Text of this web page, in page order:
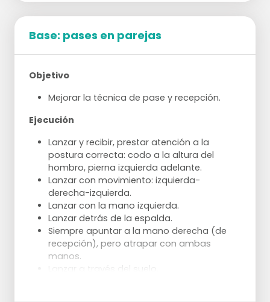
Base: pases en parejas
Objetivo
Mejorar la técnica de pase y recepción.
Ejecución
Lanzar y recibir, prestar atención a la
postura correcta: codo a la altura del
hombro, pierna izquierda adelante.
Lanzar con movimiento: izquierda-
derecha-izquierda.
Lanzar con la mano izquierda.
Lanzar detrás de la espalda.
Siempre apuntar a la mano derecha (de
recepción), pero atrapar con ambas
manos.
Lanzar a través del suelo.